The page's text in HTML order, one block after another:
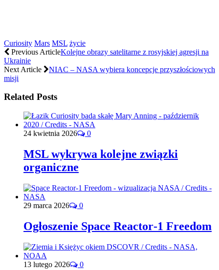
Curiosity Mars MSL życie
Previous ArticleKolejne obrazy satelitarne z rosyjskiej agresji na
Ukrainie
Next Article
NIAC – NASA wybiera koncepcje przyszłościowych
misji
Related Posts
24 kwietnia 2026 0
MSL wykrywa kolejne związki
organiczne
29 marca 2026 0
Ogłoszenie Space Reactor‑1 Freedom
13 lutego 2026 0